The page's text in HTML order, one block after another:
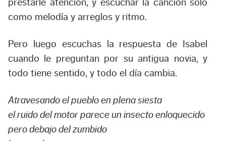
prestarle atención, y escuchar la canción solo
como melodía y arreglos y ritmo.
Pero luego escuchas la respuesta de Isabel
cuando le preguntan por su antigua novia, y
todo tiene sentido, y todo el día cambia.
Atravesando el pueblo en plena siesta
el ruido del motor parece un insecto enloquecido
pero debajo del zumbido